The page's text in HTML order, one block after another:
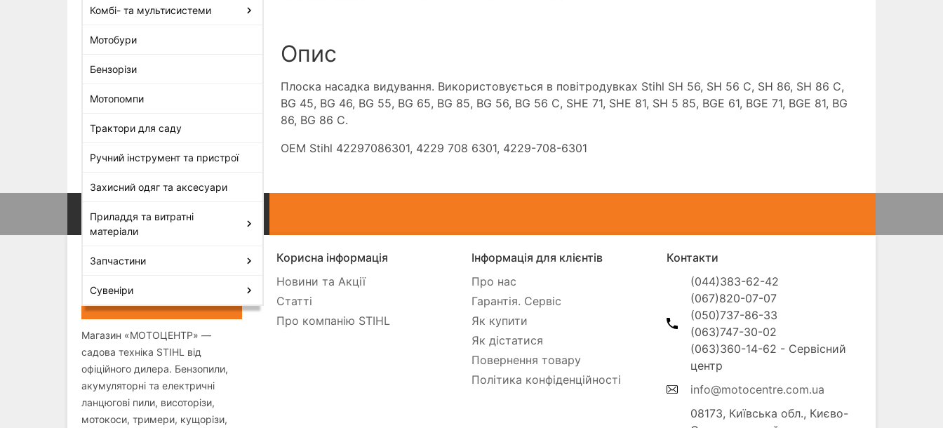
Комбі- та мультисистеми
Мотобури
Бензорізи
Мотопомпи
Трактори для саду
Ручний інструмент та пристрої
Захисний одяг та аксесуари
Приладдя та витратні
матеріали
Запчастини
Сувеніри
Опис
Плоска насадка видування. Використовується в повітродувках Stihl SH 56, SH 56 C, SH 86, SH 86 C,
BG 45, BG 46, BG 55, BG 65, BG 85, BG 56, BG 56 C, SHE 71, SHE 81, SH 5 85, BGE 61, BGE 71, BGE 81, BG
86, BG 86 C.
OEM Stihl 42297086301, 4229 708 6301, 4229-708-6301
Магазин «МОТОЦЕНТР» —
садова техніка STIHL від
офіційного дилера. Бензопили,
акумуляторні та електричні
ланцюгові пили, висоторізи,
мотокоси, тримери, кущорізи,
Корисна інформація
Новини та Акції
Статті
Про компанію STIHL
Інформація для клієнтів
Про нас
Гарантія. Сервіс
Як купити
Як дістатися
Повернення товару
Політика конфіденційності
Контакти
(044)383-62-42
(067)820-07-07
(050)737-86-33
(063)747-30-02
(063)360-14-62 - Сервісний
info@motocentre.com.ua
08173, Київська обл., Києво-